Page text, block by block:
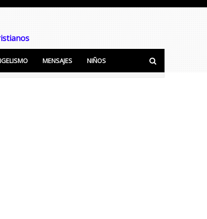
y EnseñarMENSAJES NIÑOS